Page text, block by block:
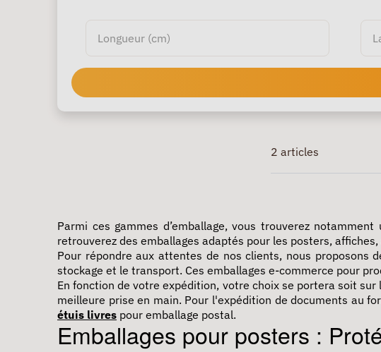
2 articles
Parmi ces gammes d’emballage, vous trouverez notamment
retrouverez des emballages adaptés pour les posters,
Pour répondre aux attentes de nos clients, nous proposons
stockage et le transport. Ces emballages e-commerce pour
En fonction de votre expédition, votre choix se portera soit
meilleure prise en main. Pour l'expédition de documents au
étuis livres pour emballage postal.
Emballages pour posters :